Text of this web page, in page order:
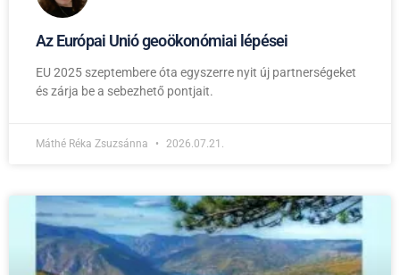
Az Európai Unió geoökonómiai lépései
EU 2025 szeptembere óta egyszerre nyit új partnerségeket
és zárja be a sebezhető pontjait.
Máthé Réka Zsuzsánna 2026.07.21.